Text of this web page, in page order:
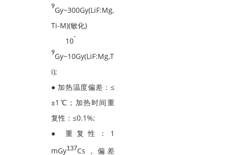
9Gy~300Gy(LiF:Mg,
Ti-M)(敏化)
10-
9Gy~10Gy(LiF:Mg,T
i);
● 加热温度偏差：≤
±1℃；加热时间重
复性：≤0.1%;
● 重复性：1
mGy137Cs，偏差